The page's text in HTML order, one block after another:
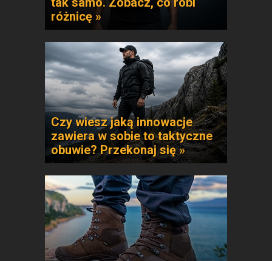
różnicę »
Czy wiesz jaką innowacje
zawiera w sobie to taktyczne
obuwie? Przekonaj się »